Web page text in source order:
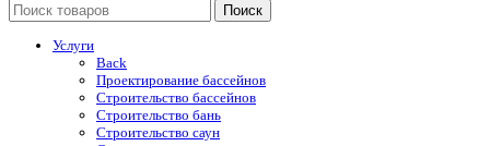
Поиск
Услуги
Back
Проектирование бассейнов
Строительство бассейнов
Строительство бань
Строительство саун